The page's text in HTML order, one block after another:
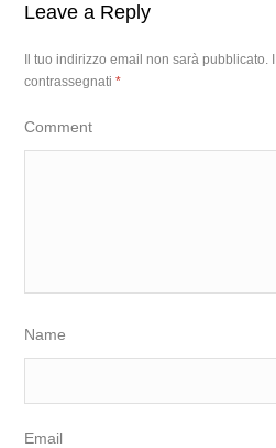
Leave a Reply
Il tuo indirizzo email non sarà pubblicato.
contrassegnati*
Comment
Name
Email